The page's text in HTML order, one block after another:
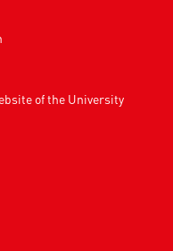
of the University